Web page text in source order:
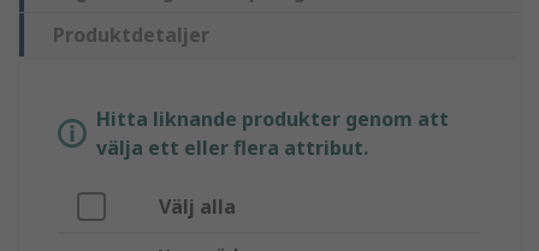
Produktdetaljer
Hitta liknande produkter genom att
välja ett eller flera attribut.
Välj alla